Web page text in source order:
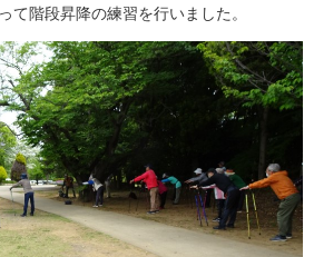
階段昇降の練習を行いました。